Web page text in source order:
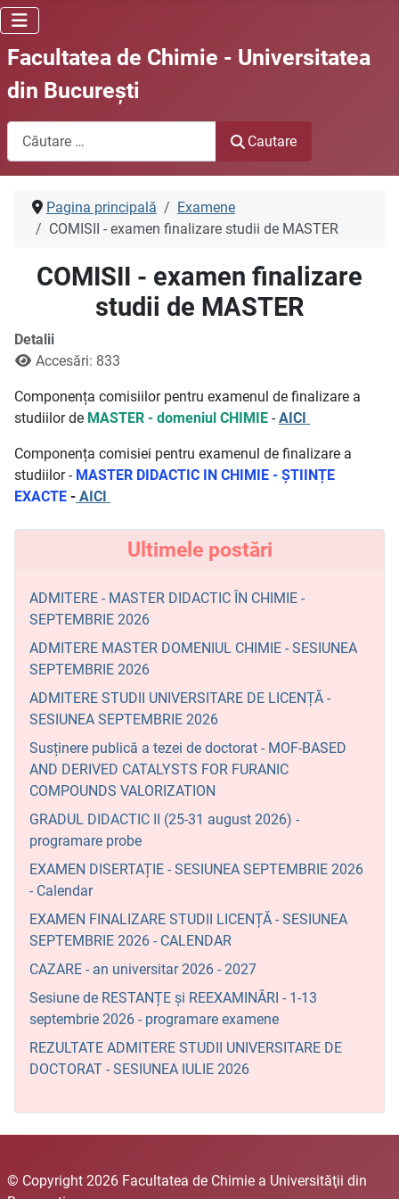
Facultatea de Chimie - Universitatea
din Bucureşti
Cautare
Cautare
Pagina principală
Examene
COMISII - examen finalizare studii de MASTER
COMISII - examen finalizare
studii de MASTER
Detalii
Accesări: 833
Componența comisiilor pentru examenul de finalizare a
studiilor de MASTER - domeniul CHIMIE - AICI
Componența comisiei pentru examenul de finalizare a
studiilor -MASTER DIDACTIC IN CHIMIE - ȘTIINȚE
EXACTE - AICI
Ultimele postări
ADMITERE - MASTER DIDACTIC ÎN CHIMIE -
SEPTEMBRIE 2026
ADMITERE MASTER DOMENIUL CHIMIE - SESIUNEA
SEPTEMBRIE 2026
ADMITERE STUDII UNIVERSITARE DE LICENȚĂ -
SESIUNEA SEPTEMBRIE 2026
Susținere publică a tezei de doctorat - MOF-BASED
AND DERIVED CATALYSTS FOR FURANIC
COMPOUNDS VALORIZATION
GRADUL DIDACTIC II (25-31 august 2026) -
programare probe
EXAMEN DISERTAȚIE - SESIUNEA SEPTEMBRIE 2026
- Calendar
EXAMEN FINALIZARE STUDII LICENȚĂ - SESIUNEA
SEPTEMBRIE 2026 - CALENDAR
CAZARE - an universitar 2026 - 2027
Sesiune de RESTANȚE și REEXAMINĂRI - 1-13
septembrie 2026 - programare examene
REZULTATE ADMITERE STUDII UNIVERSITARE DE
DOCTORAT - SESIUNEA IULIE 2026
© Copyright 2026 Facultatea de Chimie a Universităţii din